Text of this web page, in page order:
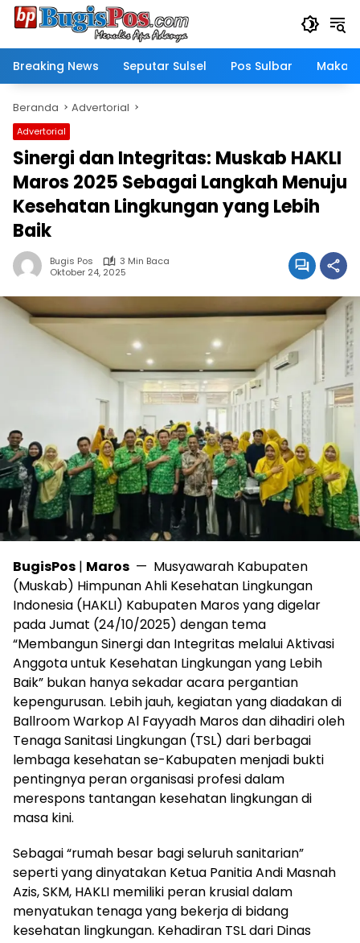
Langsung
Breaking News
Seputar Sulsel Pos Sulbar
Beranda Advertorial
Advertorial
Sinergi dan Integritas: Muskab HAKLI
Maros 2025 Sebagai Langkah Menuju
Kesehatan Lingkungan yang Lebih
Baik
Bugis Pos
3 Min Baca
Oktober 24, 2025
BugisPos | Maros — Musyawarah Kabupaten
(Muskab) Himpunan Ahli Kesehatan Lingkungan
Indonesia (HAKLI) Kabupaten Maros yang digelar
pada Jumat (24/10/2025) dengan tema
“Membangun Sinergi dan Integritas melalui Aktivasi
Anggota untuk Kesehatan Lingkungan yang Lebih
Baik” bukan hanya sekadar acara pergantian
kepengurusan. Lebih jauh, kegiatan yang diadakan di
Ballroom Warkop Al Fayyadh Maros dan dihadiri oleh
Tenaga Sanitasi Lingkungan (TSL) dari berbagai
lembaga kesehatan se-Kabupaten menjadi bukti
pentingnya peran organisasi profesi dalam
merespons tantangan kesehatan lingkungan di
masa kini.
Sebagai “rumah besar bagi seluruh sanitarian”
seperti yang dinyatakan Ketua Panitia Andi Masnah
Azis, SKM, HAKLI memiliki peran krusial dalam
menyatukan tenaga yang bekerja di bidang
kesehatan lingkungan. Kehadiran TSL dari Dinas